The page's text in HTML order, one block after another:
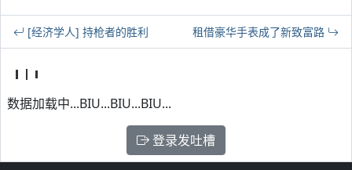
[经济学人] 持枪者的胜利 租借豪华手表成了新致富路
数据加载中...BIU...BIU...BIU...
登录发吐槽